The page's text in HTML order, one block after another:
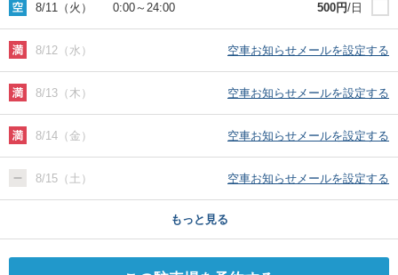
8/11（火） 0:00～ 24:00 500円/日
8/12（水） 空車お知らせメールを設定する
8/13（木） 空車お知らせメールを設定する
8/14（金） 空車お知らせメールを設定する
8/15（土） 空車お知らせメールを設定する
もっと見る